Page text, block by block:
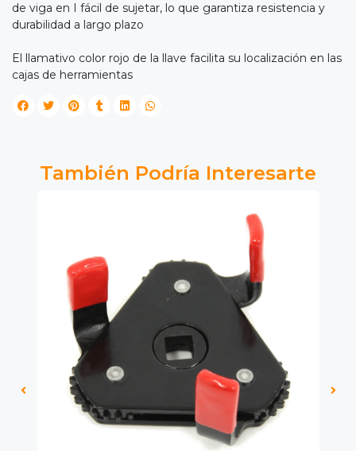
de viga en I fácil de sujetar, lo que garantiza resistencia y
durabilidad a largo plazo
El llamativo color rojo de la llave facilita su localización en las
cajas de herramientas
También Podría Interesarte